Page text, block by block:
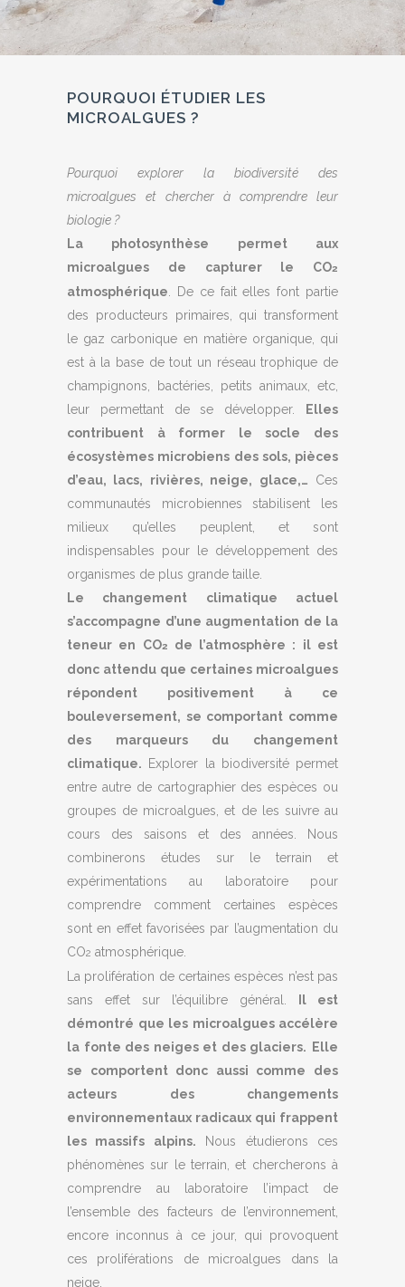
POURQUOI ÉTUDIER LES
MICROALGUES ?
Pourquoi explorer la biodiversité des
microalgues et chercher à comprendre leur
biologie ?
La photosynthèse permet aux
microalgues de capturer le CO2
atmosphérique . De ce fait elles font partie
des producteurs primaires, qui transforment
le gaz carbonique en matière organique, qui
est à la base de tout un réseau trophique de
champignons, bactéries, petits animaux, etc,
leur permettant de se développer.
Elles
contribuent à former le socle des
écosystèmes microbiens des sols, pièces
d’eau, lacs, rivières, neige, glace,… Ces
communautés microbiennes stabilisent les
milieux qu’elles peuplent, et sont
indispensables pour le développement des
organismes de plus grande taille.
Le changement climatique actuel
s’accompagne d’une augmentation de la
teneur en CO2
de l’atmosphère : il est
donc attendu que certaines microalgues
répondent positivement à ce
bouleversement, se comportant comme
des marqueurs du changement
climatique. Explorer la biodiversité permet
entre autre de cartographier des espèces ou
groupes de microalgues, et de les suivre au
cours des saisons et des années. Nous
combinerons études sur le terrain et
expérimentations au laboratoire pour
comprendre comment certaines espèces
sont en effet favorisées par l’augmentation du
CO2 atmosphérique.
La prolifération de certaines espèces n’est pas
sans effet sur l’équilibre général.
Il est
démontré que les microalgues accélère
la fonte des neiges et des glaciers.
Elle
se comportent donc aussi comme des
acteurs des changements
environnementaux radicaux qui frappent
les massifs alpins. Nous étudierons ces
phénomènes sur le terrain, et chercherons à
comprendre au laboratoire l’impact de
l’ensemble des facteurs de l’environnement,
encore inconnus à ce jour, qui provoquent
ces proliférations de microalgues dans la
neige.